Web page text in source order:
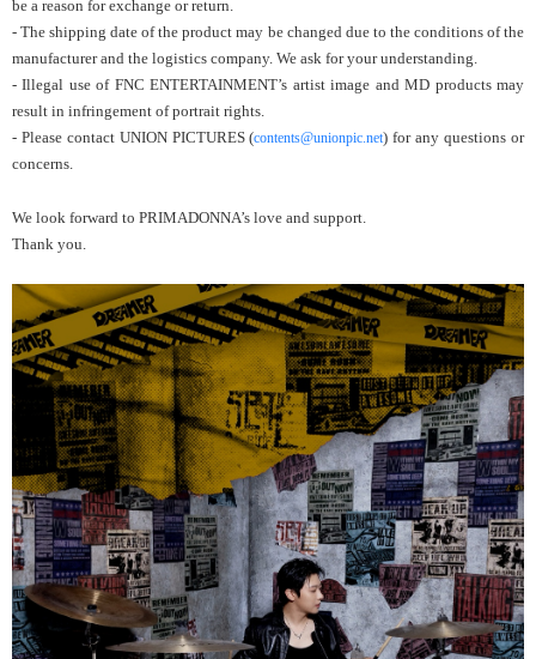
be a reason for exchange or return.
- The shipping date of the product may be changed due to the conditions of the
manufacturer and the logistics company. We ask for your understanding.
- Illegal use of FNC ENTERTAINMENT’s artist image and MD products may
result in infringement of portrait rights.
- Please contact UNION PICTURES (contents@unionpic.net) for any questions or
concerns.
We look forward to PRIMADONNA’s love and support.
Thank you.